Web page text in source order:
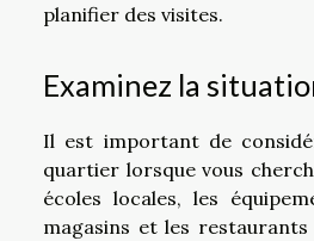
planifier des visites.
Examinez la
Il est important de
quartier lorsque vous
écoles locales, les
magasins et les